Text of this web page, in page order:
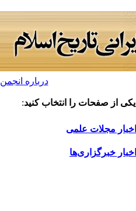
درباره انجمن
یکی از صفحات را انتخاب کنید:
اخبار مجلات علمی
اخبار خبرگزاری‌ها